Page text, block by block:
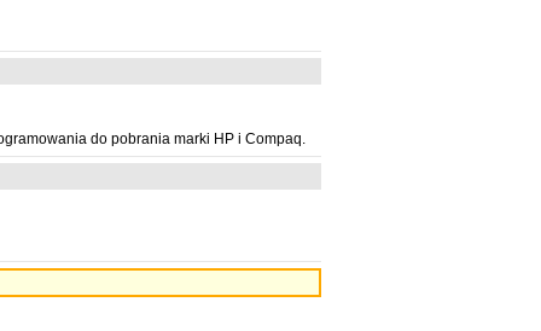
do pobrania marki HP i Compaq.